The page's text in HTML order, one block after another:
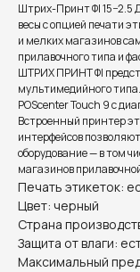
Штрих-Принт ФI
весы с опцией печати
и мелких магазинов
прилавочного типа и
ШТРИХ ПРИНТ ФI
мультимедийного
POScenter Touch 9 с
Встроенный принтер
интерфейсов
оборудование — в том
магазинов
Печать этикеток:
Цвет: черный
Страна
Защита от влаги:
Максимальный